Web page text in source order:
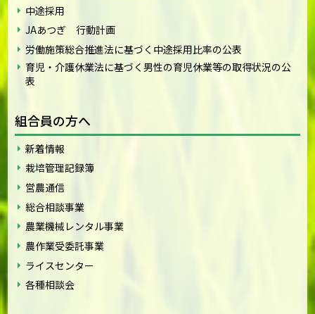
中途採用
JAあつぎ 行動計画
労働施策総合推進法に基づく中途採用比率の公表
育児・介護休業法に基づく男性の育児休業等の取得状況の公
表
組合員の方へ
新着情報
栽培管理記録簿
営農通信
総合相談事業
農業機械レンタル事業
農作業受委託事業
ライスセンター
各種相談会